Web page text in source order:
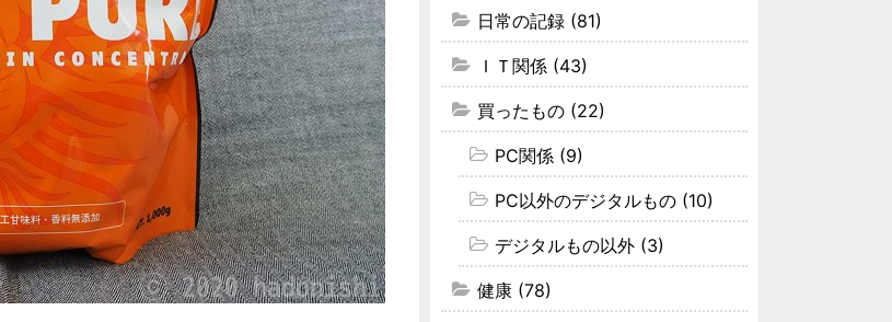
日常の記録 (81)
ＩＴ関係 (43)
買ったもの (22)
PC関係 (9)
PC以外のデジタルもの (10)
デジタルもの以外 (3)
健康 (78)